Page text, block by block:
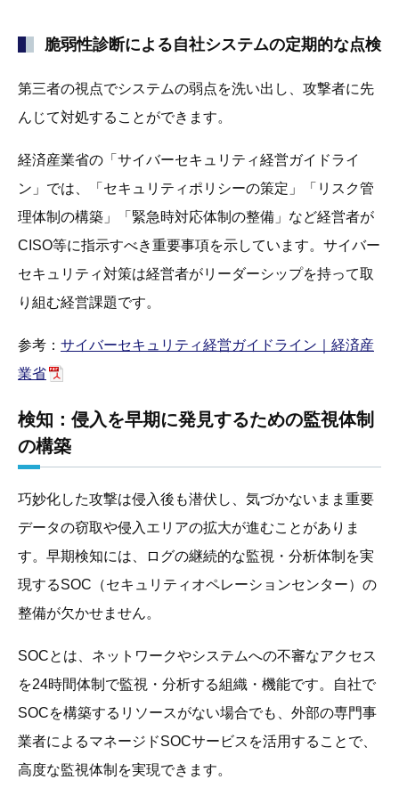
脆弱性診断による自社システムの定期的な点検
第三者の視点でシステムの弱点を洗い出し、攻撃者に先
んじて対処することができます。
経済産業省の「サイバーセキュリティ経営ガイドライ
ン」では、「セキュリティポリシーの策定」「リスク管
理体制の構築」「緊急時対応体制の整備」など経営者が
CISO等に指示すべき重要事項を示しています。サイバー
セキュリティ対策は経営者がリーダーシップを持って取
り組む経営課題です。
参考： サイバーセキュリティ経営ガイドライン｜経済産
業省
検知：侵入を早期に発見するための監視体制
の構築
巧妙化した攻撃は侵入後も潜伏し、気づかないまま重要
データの窃取や侵入エリアの拡大が進むことがありま
す。早期検知には、ログの継続的な監視・分析体制を実
現するSOC（セキュリティオペレーションセンター）の
整備が欠かせません。
SOCとは、ネットワークやシステムへの不審なアクセス
を24時間体制で監視・分析する組織・機能です。自社で
SOCを構築するリソースがない場合でも、外部の専門事
業者によるマネージドSOCサービスを活用することで、
高度な監視体制を実現できます。